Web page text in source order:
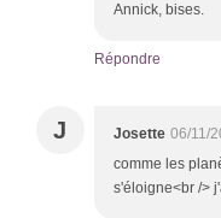
Annick, bises.
Répondre
J Josette 06/11/
comme les
s'éloigne<br />